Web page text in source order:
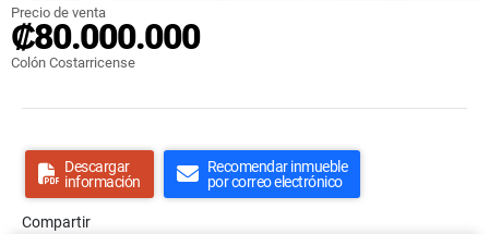
Precio de venta
₡80.000.000
Colón Costarricense
Descargar
información
Recomendar inmueble
por correo electrónico
Compartir